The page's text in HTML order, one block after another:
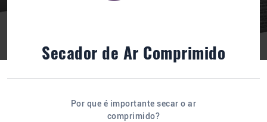
Secador de Ar Comprimido
Por que é importante secar o ar
comprimido?